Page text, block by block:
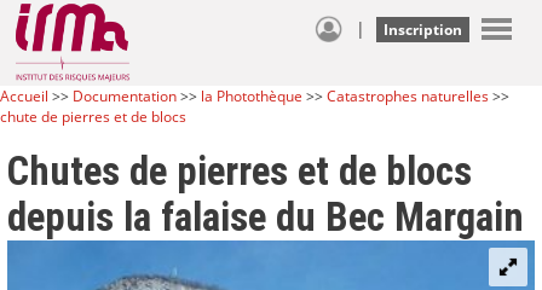
| Inscription
Accueil >> Documentation>> la Photothèque >>Catastrophes naturelles>>
chute de pierres et de blocs
Chutes de pierres et de blocs
depuis la falaise du Bec Margain